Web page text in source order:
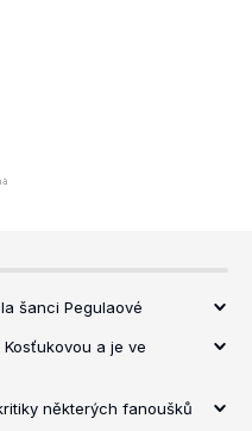
šanci Pegulaové
a je ve
některých fanoušků